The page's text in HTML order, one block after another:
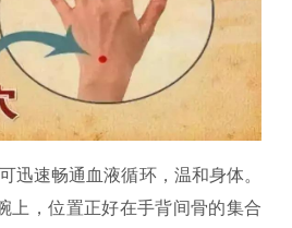
迅速畅通血液循环，温和身体。
上，位置正好在手背间骨的集合